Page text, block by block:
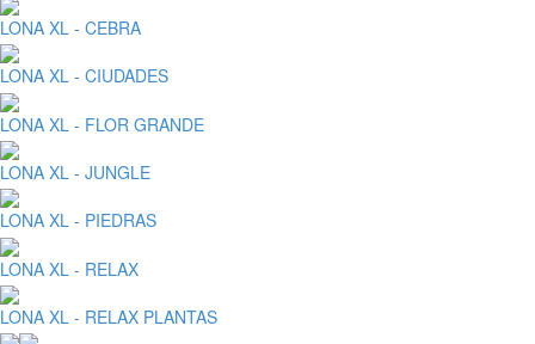
LONA XL - CEBRA
LONA XL - CIUDADES
LONA XL - FLOR GRANDE
LONA XL - JUNGLE
LONA XL - PIEDRAS
LONA XL - RELAX
LONA XL - RELAX PLANTAS